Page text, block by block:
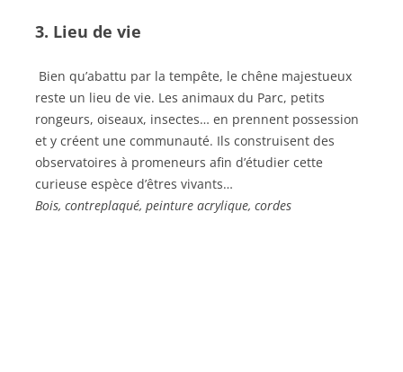
3. Lieu de vie
Bien qu’abattu par la tempête, le chêne majestueux
reste un lieu de vie. Les animaux du Parc, petits
rongeurs, oiseaux, insectes… en prennent possession
et y créent une communauté. Ils construisent des
observatoires à promeneurs afin d’étudier cette
curieuse espèce d’êtres vivants…
Bois, contreplaqué, peinture acrylique, cordes